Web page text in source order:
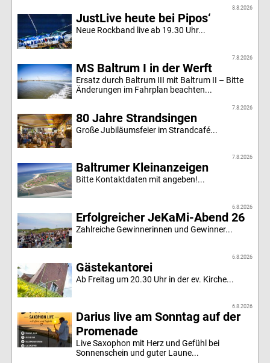
8.8.2026
JustLive heute bei Pipos‘
Neue Rockband live ab 19.30 Uhr...
7.8.2026
MS Baltrum I in der Werft
Ersatz durch Baltrum III mit Baltrum II – Bitte
Änderungen im Fahrplan beachten...
7.8.2026
80 Jahre Strandsingen
Große Jubiläumsfeier im Strandcafé...
7.8.2026
Baltrumer Kleinanzeigen
Bitte Kontaktdaten mit angeben!...
6.8.2026
Erfolgreicher JeKaMi-Abend 26
Zahlreiche Gewinnerinnen und Gewinner...
6.8.2026
Gästekantorei
Ab Freitag um 20.30 Uhr in der ev. Kirche...
6.8.2026
Darius live am Sonntag auf der
Promenade
Live Saxophon mit Herz und Gefühl bei
Sonnenschein und guter Laune...